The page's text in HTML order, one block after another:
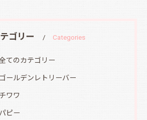
ゴリー Categories
てのカテゴリー
ゴールデンレトリーバー
チワワ
パピー